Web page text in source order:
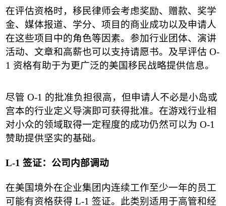
在评估资格时，移民律师会考虑奖励、赠款、奖学
金、媒体报道、学分、项目的商业成功以及申请人
在这些项目中的角色等因素。参加行业团体、演讲
活动、文章和高薪也可以支持请愿书。及早评估 O-
1 资格有助于为更广泛的美国移民战略提供信息。
尽管 O-1 的批准负担很高，但申请人不必是小岛或
宫本的行业定义导演即可获得批准。在游戏行业相
对小众的领域取得一定程度的成功仍然可以为 O-1
赞助提供坚实的基础。
L-1 签证：公司内部调动
在美国境外在企业集团内连续工作至少一年的员工
可能有资格获得 L-1 签证。此类别适用于高管和经